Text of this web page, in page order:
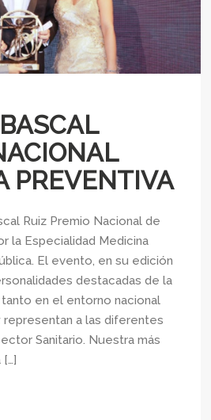
PREVENTIVA
Ruiz Premio Nacional de
la Especialidad Medicina
El evento, en su edición
destacadas de la
tanto en el entorno nacional
a las diferentes
Sanitario. Nuestra más